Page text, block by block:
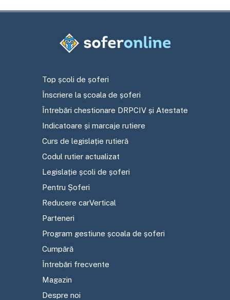
Top școli de șoferi
Înscriere la școala de șoferi
Întrebări chestionare DRPCIV și Atestate
Indicatoare și marcaje rutiere
Curs de legislație rutieră
Codul rutier actualizat
Legislație școli de șoferi
Pentru Șoferi
Reducere carVertical
Parteneri
Program gestiune școala de șoferi
Cumpără
Întrebări frecvente
Magazin
Despre noi